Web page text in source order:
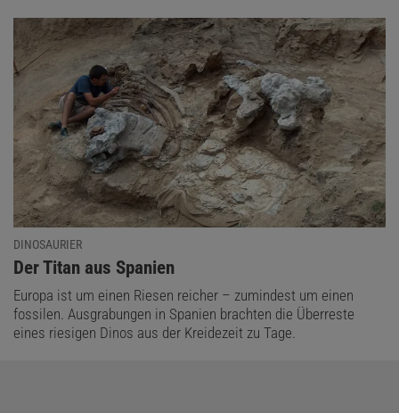
DINOSAURIER
:
Der Titan aus Spanien
Europa ist um einen Riesen reicher – zumindest um einen
fossilen. Ausgrabungen in Spanien brachten die Überreste
eines riesigen Dinos aus der Kreidezeit zu Tage.